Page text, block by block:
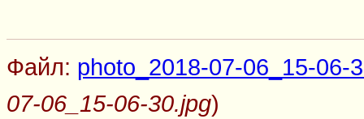
Файл: photo_2018-07-06_15-06-
07-06_15-06-30.jpg)